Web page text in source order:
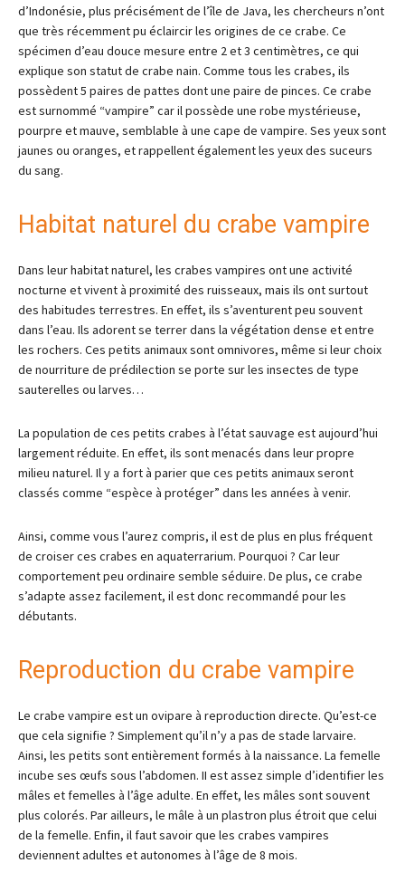
d’Indonésie, plus précisément de l’île de Java, les chercheurs n’ont
que très récemment pu éclaircir les origines de ce crabe. Ce
spécimen d’eau douce mesure entre 2 et 3 centimètres, ce qui
explique son statut de crabe nain. Comme tous les crabes, ils
possèdent 5 paires de pattes dont une paire de pinces. Ce crabe
est surnommé “vampire” car il possède une robe mystérieuse,
pourpre et mauve, semblable à une cape de vampire. Ses yeux sont
jaunes ou oranges, et rappellent également les yeux des suceurs
du sang.
Habitat naturel du crabe vampire
Dans leur habitat naturel, les crabes vampires ont une activité
nocturne et vivent à proximité des ruisseaux, mais ils ont surtout
des habitudes terrestres. En effet, ils s’aventurent peu souvent
dans l’eau. Ils adorent se terrer dans la végétation dense et entre
les rochers. Ces petits animaux sont omnivores, même si leur choix
de nourriture de prédilection se porte sur les insectes de type
sauterelles ou larves…
La population de ces petits crabes à l’état sauvage est aujourd’hui
largement réduite. En effet, ils sont menacés dans leur propre
milieu naturel. Il y a fort à parier que ces petits animaux seront
classés comme “espèce à protéger” dans les années à venir.
Ainsi, comme vous l’aurez compris, il est de plus en plus fréquent
de croiser ces crabes en aquaterrarium. Pourquoi ? Car leur
comportement peu ordinaire semble séduire. De plus, ce crabe
s’adapte assez facilement, il est donc recommandé pour les
débutants.
Reproduction du crabe vampire
Le crabe vampire est un ovipare à reproduction directe. Qu’est-ce
que cela signifie ? Simplement qu’il n’y a pas de stade larvaire.
Ainsi, les petits sont entièrement formés à la naissance. La femelle
incube ses œufs sous l’abdomen. II est assez simple d’identifier les
mâles et femelles à l’âge adulte. En effet, les mâles sont souvent
plus colorés. Par ailleurs, le mâle à un plastron plus étroit que celui
de la femelle. Enfin, il faut savoir que les crabes vampires
deviennent adultes et autonomes à l’âge de 8 mois.